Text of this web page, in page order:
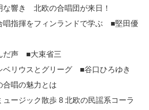
な響き 北欧の合唱団が来日！
唱指揮をフィンランドで学ぶ ■堅田優
だ声 ■大束省三
リウスとグリーグ ■谷口ひろゆき
合唱の魅力とは
ージック散歩 8 北欧の民謡系コーラ